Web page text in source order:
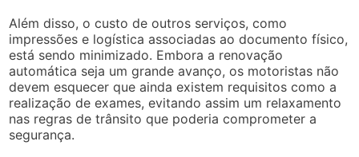
Além disso, o custo de outros serviços, como
impressões e logística associadas ao documento físico,
está sendo minimizado. Embora a renovação
automática seja um grande avanço, os motoristas não
devem esquecer que ainda existem requisitos como a
realização de exames, evitando assim um relaxamento
nas regras de trânsito que poderia comprometer a
segurança.